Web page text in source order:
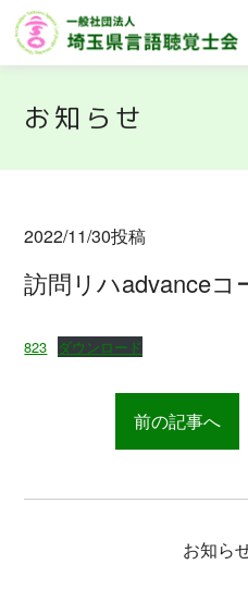
お知らせ
2022/11/30投稿
訪問リハadvanceコ
823 ダウンロード
前の記事へ
お知ら